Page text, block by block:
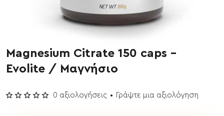
Έχει εξαντληθεί
Magnesium Citrate 150 caps -
Evolite / Μαγνήσιο
0 αξιολογήσεις • Γράψτε μια αξιολόγηση